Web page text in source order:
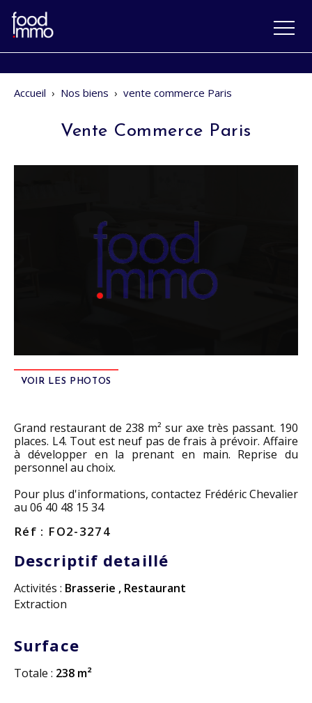
Accueil › Nos biens › vente commerce Paris
Vente Commerce Paris
VOIR LES PHOTOS
Grand restaurant de 238 m² sur axe très passant. 190
places. L4. Tout est neuf pas de frais à prévoir. Affaire
à développer en la prenant en main. Reprise du
personnel au choix.
Pour plus d'informations, contactez Frédéric Chevalier
au 06 40 48 15 34
Réf : FO2-3274
Descriptif detaillé
Activités : Brasserie , Restaurant
Extraction
Surface
Totale : 238 m²